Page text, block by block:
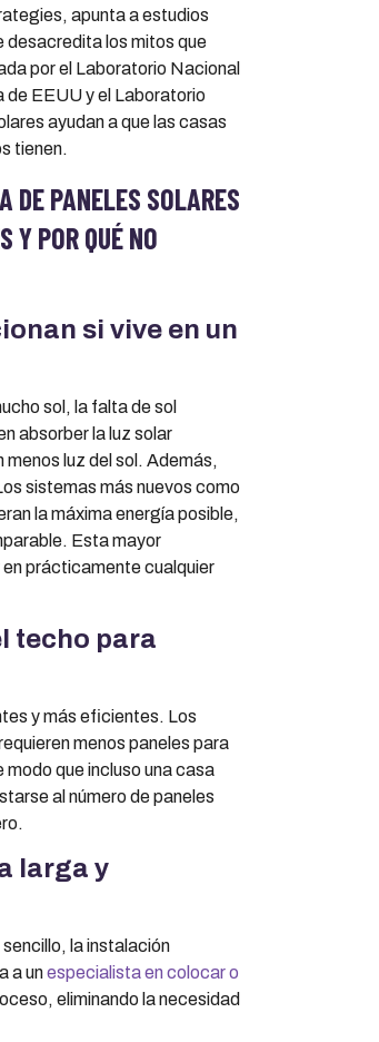
apunta a estudios
desacredita los mitos que
por el Laboratorio Nacional
EEUU y el Laboratorio
ayudan a que las casas
tienen.
DE PANELES SOLARES
Y POR QUÉ NO
si vive en un
sol, la falta de sol
absorber la luz solar
menos luz del sol. Además,
sistemas más nuevos como
la máxima energía posible,
Esta mayor
prácticamente cualquier
techo para
y más eficientes. Los
menos paneles para
que incluso una casa
al número de paneles
larga y
la instalación
a unespecialista en colocar o
eliminando la necesidad